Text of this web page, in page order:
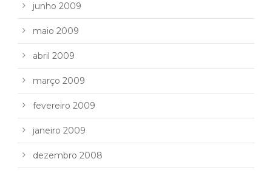
junho 2009
maio 2009
abril 2009
março 2009
fevereiro 2009
janeiro 2009
dezembro 2008